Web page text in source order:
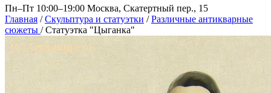
Пн–Пт 10:00–19:00 Москва, Скатертный пер., 15
Главная / Скульптура и статуэтки / Различные антикварные
сюжеты / Статуэтка "Цыганка"